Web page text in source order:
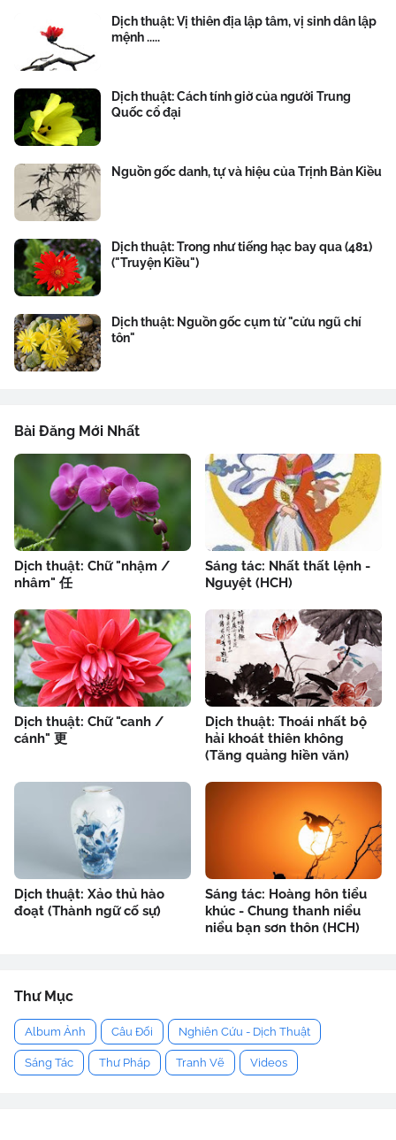
Dịch thuật: Vị thiên địa lập tâm, vị sinh dân lập
mệnh .....
Dịch thuật: Cách tính giờ của người Trung
Quốc cổ đại
Nguồn gốc danh, tự và hiệu của Trịnh Bản Kiều
Dịch thuật: Trong như tiếng hạc bay qua (481)
("Truyện Kiều")
Dịch thuật: Nguồn gốc cụm từ "cửu ngũ chí
tôn"
Bài Đăng Mới Nhất
Dịch thuật: Chữ "nhậm /
nhâm" 任
Sáng tác: Nhất thất lệnh -
Nguyệt (HCH)
Dịch thuật: Chữ "canh /
cánh" 更
Dịch thuật: Thoái nhất bộ
hải khoát thiên không
(Tăng quảng hiền văn)
Dịch thuật: Xảo thủ hào
đoạt (Thành ngữ cố sự)
Sáng tác: Hoàng hôn tiểu
khúc - Chung thanh niểu
niểu bạn sơn thôn (HCH)
Thư Mục
Album Ảnh Câu Đối Nghiên Cứu - Dịch Thuật
Sáng Tác Thư Pháp Tranh Vẽ Videos